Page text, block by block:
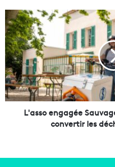
p
o
s
i
t
i
o
n
s
'
a
s
s
o
e
n
g
L'asso engagée
convertir les